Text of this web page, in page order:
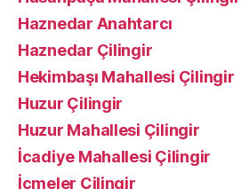
Haznedar Anahtarcı
Haznedar Çilingir
Hekimbaşı Mahallesi Çilingir
Huzur Çilingir
Huzur Mahallesi Çilingir
İcadiye Mahallesi Çilingir
İçmeler Çilingir